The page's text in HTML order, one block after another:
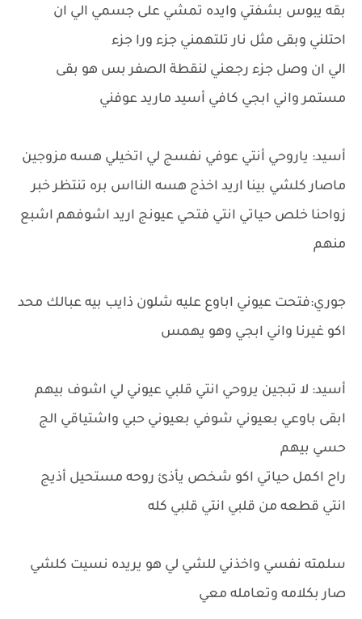
بقه يبوس بشفتي وايده تمشي على جسمي الي ان
احتلني وبقى مثل نار تلتهمني جزء ورا جزء
الي ان وصل جزء رجعني لنقطة الصفر بس هو بقى
مستمر واني ابجي كافي أسيد ماريد عوفني
أسيد: ياروحي أنتي عوفي نفسج لي اتخيلي هسه مزوجين
ماصار كلشي بينا اريد اخذج هسه النااس بره تنتظر خبر
زواحنا خلص حياتي انتي فتحي عيونج اريد اشوفهم اشبع
منهم
جوري:فتحت عيوني اباوع عليه شلون ذايب بيه عبالك محد
اكو غيرنا واني ابجي وهو يهمس
أسيد: لا تبجين يروحي انتي قلبي عيوني لي اشوف بيهم
ابقى باوعي بعيوني شوفي بعيوني حبي واشتياقي الج
حسي بيهم
راح اكمل حياتي اكو شخص يأذئ روحه مستحيل أذيج
انتي قطعه من قلبي انتي قلبي كله
سلمته نفسي واخذني للشي لي هو يريده نسيت كلشي
صار بكلامه وتعامله معي